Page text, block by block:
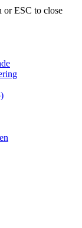
or ESC to close